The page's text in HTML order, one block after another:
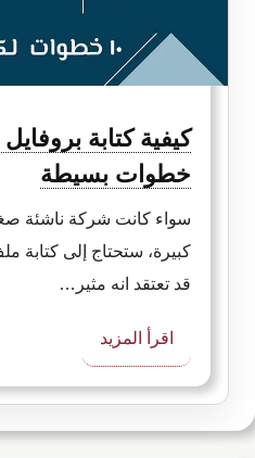
الأمن
والسلامة
خطوات بسيطة
سواء كانت شركة ناشئة
كبيرة، ستحتاج إلى كتابة
قد تعتقد انه مثير…
اقرأ المزيد
كيفية
كتابة
بروفايل